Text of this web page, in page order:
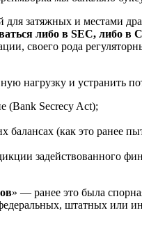
для затяжных и местами
либо в SEC, либо в
своего рода
нагрузку и устранить
(Bank Secrecy Act);
(как это ранее
задействованного
» — ранее это была
штатных или